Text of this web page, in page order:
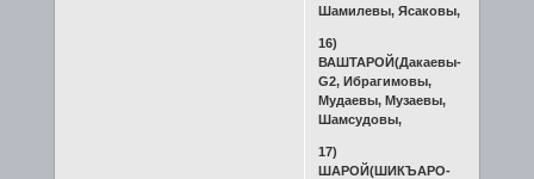
Шамилевы, Ясаковы,
16)
ВАШТАРОЙ(Дакаевы-
G2, Ибрагимовы,
Мудаевы, Музаевы,
Шамсудовы,
17)
ШАРОЙ(ШИКЪАРО-